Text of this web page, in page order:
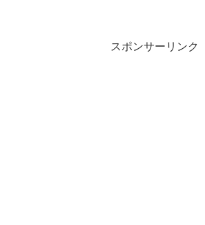
スポンサーリンク